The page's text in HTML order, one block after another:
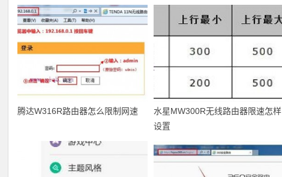
腾达W316R路由器怎么限制网速
水星MW300R无线路由器限速怎样
设置